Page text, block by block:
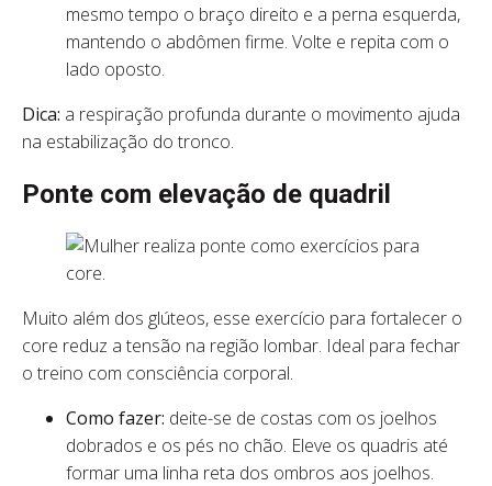
mesmo tempo o braço direito e a perna esquerda,
mantendo o abdômen firme. Volte e repita com o
lado oposto.
Dica: a respiração profunda durante o movimento ajuda
na estabilização do tronco.
Ponte com elevação de quadril
Muito além dos glúteos, esse exercício para fortalecer o
core reduz a tensão na região lombar. Ideal para fechar
o treino com consciência corporal.
Como fazer: deite-se de costas com os joelhos
dobrados e os pés no chão. Eleve os quadris até
formar uma linha reta dos ombros aos joelhos.